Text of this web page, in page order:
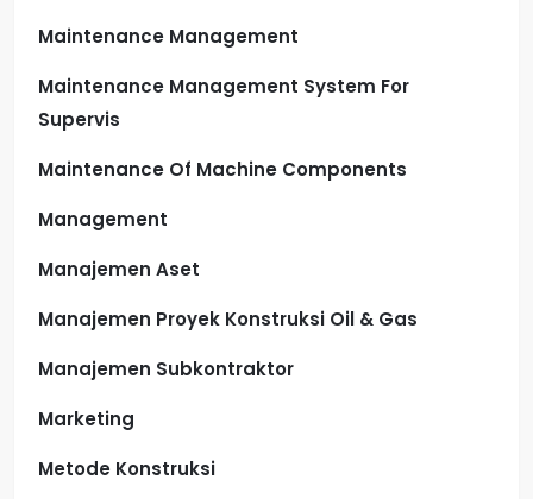
Maintenance Management
Maintenance Management System For
Supervis
Maintenance Of Machine Components
Management
Manajemen Aset
Manajemen Proyek Konstruksi Oil & Gas
Manajemen Subkontraktor
Marketing
Metode Konstruksi